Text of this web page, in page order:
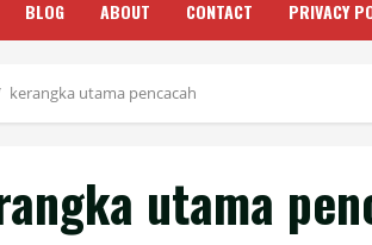
BLOG ABOUT CONTACT PRIVACY
kerangka utama pencacah
utama